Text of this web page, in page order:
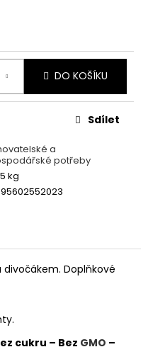
DO KOŠÍKU
a
potřeby
kg
Sdílet
Doplňkové
cukru – Bez GMO –